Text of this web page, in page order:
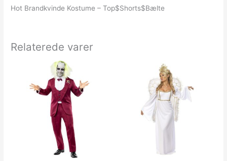
Hot Brandkvinde Kostume – Top$Shorts$Bælte
Relaterede varer